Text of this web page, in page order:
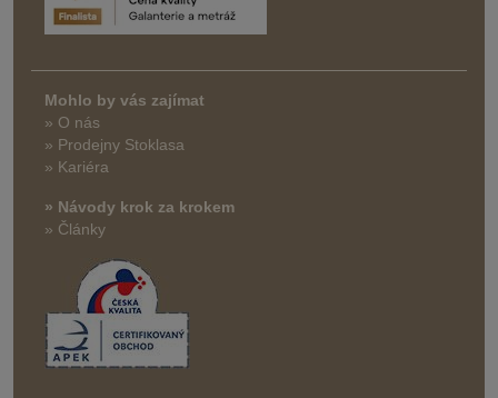
Mohlo by vás zajímat
» O nás
» Prodejny Stoklasa
» Kariéra
» Návody krok za krokem
» Články